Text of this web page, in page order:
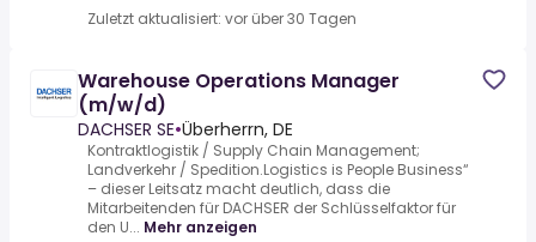
Zuletzt aktualisiert: vor über 30 Tagen
Warehouse Operations Manager
(m/w/d)
DACHSER SE•Überherrn, DE
Kontraktlogistik / Supply Chain Management;
Landverkehr / Spedition.Logistics is People Business“
– dieser Leitsatz macht deutlich, dass die
Mitarbeitenden für DACHSER der Schlüsselfaktor für
den U... Mehr anzeigen